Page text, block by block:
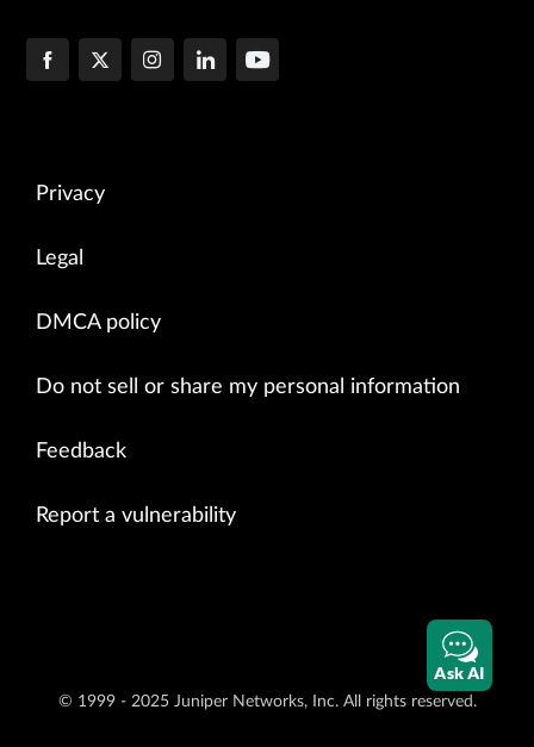
Privacy
Legal
DMCA policy
Do not sell or share my personal information
Feedback
Report a vulnerability
© 1999 - 2025 Juniper Networks, Inc. All rights reserved.
Ask AI